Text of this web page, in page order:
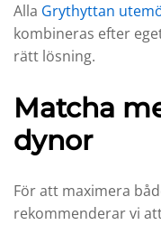
Alla Grythyttan
kombineras efter
rätt lösning.
Matcha
dynor
För att maximera
rekommenderar vi